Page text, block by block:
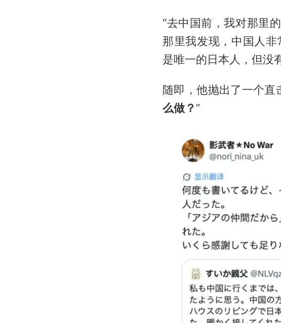
“去中国前，我对那里
那里我发现，中国人
是唯一的日本人，但没
随即，他抛出了一个直
么做？”